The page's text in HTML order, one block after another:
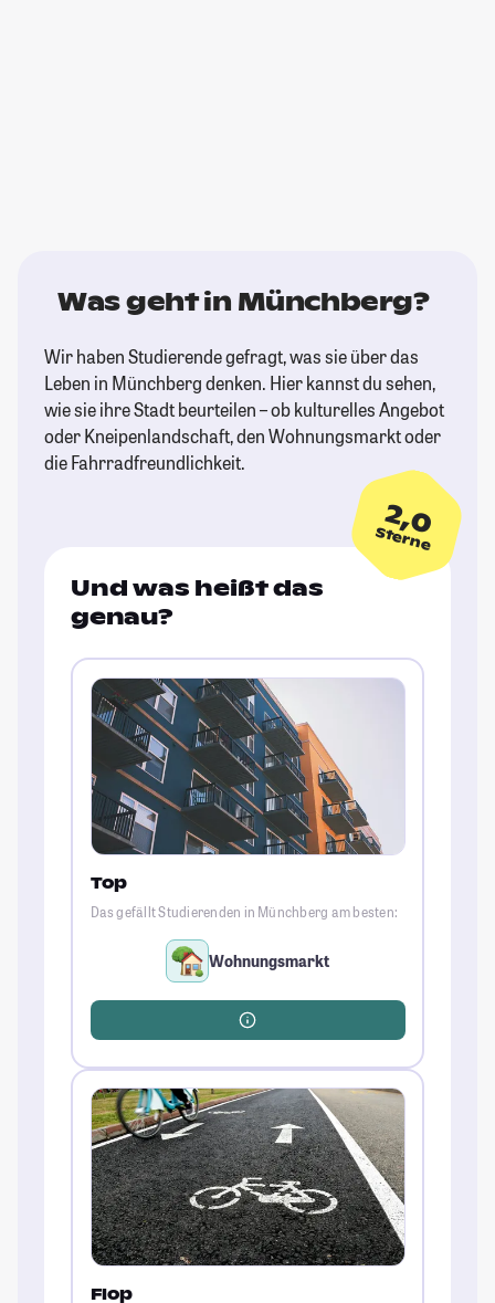
Was geht in Münchberg?
Wir haben Studierende gefragt, was sie über das
Leben in Münchberg denken. Hier kannst du sehen,
wie sie ihre Stadt beurteilen – ob kulturelles Angebot
oder Kneipenlandschaft, den Wohnungsmarkt oder
die Fahrradfreundlichkeit.
2,0
Sterne
Und was heißt das
genau?
Top
Das gefällt Studierenden in Münchberg am besten:
Wohnungsmarkt
Flop